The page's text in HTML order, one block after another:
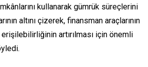
kullanarak gümrük süreçlerini
altını çizerek, finansman araçlarının
artırılması için önemli